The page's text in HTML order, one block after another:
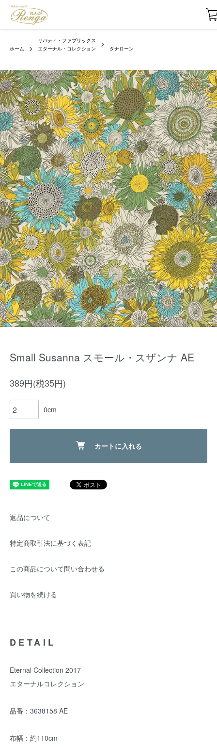
ホーム
リバティ・ファブリックス
エターナル・コレクション
タナローン
Small Susanna スモール・スザンナ AE
389円(税35円)
0cm
カートに入れる
返品について
特定商取引法に基づく表記
この商品について問い合わせる
買い物を続ける
DETAIL
Eternal Collection 2017
エターナルコレクション
品番：3638158 AE
布幅：約110cm